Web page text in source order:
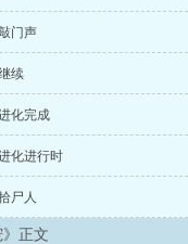
门声
续
化完成
化进行时
尸人
》正文